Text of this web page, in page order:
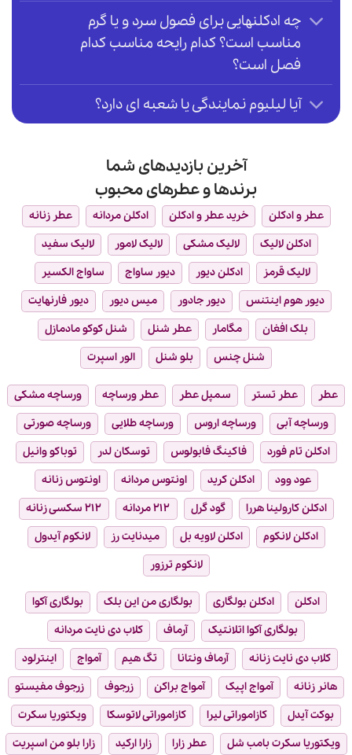
چه ادکلنهایی برای فصول سرد و یا گرم
مناسب است؟ کدام رایحه مناسب کدام
فصل است؟
آیا لیلیوم نمایندگی یا شعبه ای دارد؟
آخرین بازدیدهای شما
برندها و عطرهای محبوب
عطر و ادکلن خرید عطر و ادکلن ادکلن مردانه
عطر زنانه
ادکلن لالیک
لالیک مشکی لالیک لامور
لالیک سفید
لالیک قرمز
ادکلن دیور دیور ساواج
ساواج الکسیر
دیور هوم اینتنس
دیور جادور میس دیور
دیور فارنهایت
بلک افغان
مگامار عطر شنل
شنل کوکو مادمازل
شنل چنس
بلو شنل الور اسپرت
عطر عطر تستر سمپل عطر عطر ورساچه
ورساچه مشکی
ورساچه آبی
ورساچه اروس ورساچه طلایی
ورساچه صورتی
ادکلن تام فورد
فاکینگ فابولوس توسکان لدر
توباکو وانیل
عود وود
ادکلن کرید اونتوس مردانه
اونتوس زنانه
ادکلن کارولینا هررا
گود گرل ۲۱۲ مردانه
۲۱۲ سکسی زنانه
ادکلن لانکوم
ادکلن لاویه بل میدنایت رز
لانکوم آیدول
لانکوم ترزور
ادکلن ادکلن بولگاری بولگاری من این بلک
بولگاری آکوا
بولگاری آکوا اتلانتیک
آرماف
کلاب دی نایت مردانه
کلاب دی نایت زنانه
آرماف ونتانا تگ هیم آمواج
اینترلود
هانر زنانه
آمواج اپیک آمواج براکن زرجوف
زرجوف مفیستو
بوکت آیدل
کازاموراتی لیرا کازاموراتی لاتوسکا
ویکتوریا سکرت
ویکتوریا سکرت بامب شل
عطر زارا زارا ارکید
زارا بلو من اسپریت